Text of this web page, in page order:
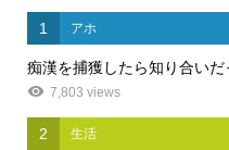
1 アホ
痴漢を捕獲したら知り合いだ
7,803 views
2 生活